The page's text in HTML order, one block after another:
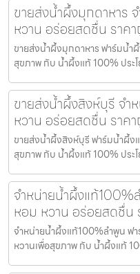
ขายส่งน้ำผึ้งมุกดาหาร
หวาน อร่อยสดชื่น ราค
ขายส่งน้ำผึ้งมุกดาหาร ฟาร์มน้ำ
สุขภาพ กับ น้ำผึ้งแท้ 100% ประ
ขายส่งน้ำผึ้งสิงห์บุรี จ
หวาน อร่อยสดชื่น ราค
ขายส่งน้ำผึ้งสิงห์บุรี ฟาร์มน้ำผึ้ง
สุขภาพ กับ น้ำผึ้งแท้ 100% ประ
จำหน่ายน้ำผึ้งแท้
หอม หวาน อร่อยสดชื่น
จำหน่ายน้ำผึ้งแท้100%ลำพูน ฟ
หวานเพื่อสุขภาพ กับ น้ำผึ้งแท้